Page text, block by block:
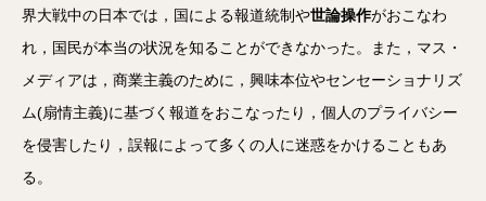
界大戦中の日本では，国による報道統制や世論操作がおこなわ
れ，国民が本当の状況を知ることができなかった。また，マス・
メディアは，商業主義のために，興味本位やセンセーショナリズ
ム(扇情主義)に基づく報道をおこなったり，個人のプライバシー
を侵害したり，誤報によって多くの人に迷惑をかけることもあ
る。